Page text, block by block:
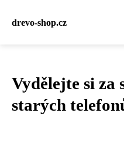
drevo-shop.cz
Vydělejte si
starých